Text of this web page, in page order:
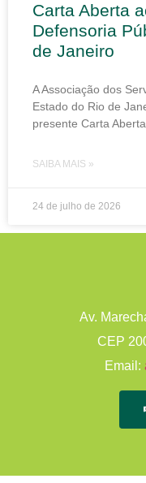
Carta Aberta
Defensoria
de Janeiro
A Associação dos
Estado do Rio de
presente Carta
SAIBA MAIS »
24 de julho de 2026
Av.
CEP
Email: